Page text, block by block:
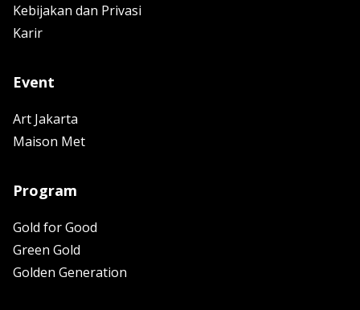
Kebijakan dan Privasi
Karir
Event
Art Jakarta
Maison Met
Program
Gold for Good
Green Gold
Golden Generation